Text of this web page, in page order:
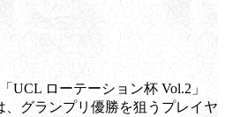
UCL ローテーション杯 Vol.2」
グランプリ優勝を狙うプレイヤ